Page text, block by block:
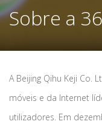
Sobre a
A Beijing Qihu Keji Co.
móveis e da Internet
utilizadores. Em